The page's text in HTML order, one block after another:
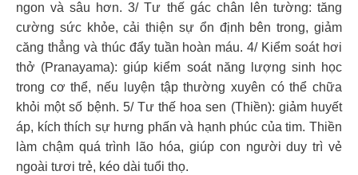
ngon và sâu hơn. 3/ Tư thế gác chân lên tường: tăng
cường sức khỏe, cải thiện sự ổn định bên trong, giảm
căng thẳng và thúc đẩy tuần hoàn máu. 4/ Kiểm soát hơi
thở (Pranayama): giúp kiểm soát năng lượng sinh học
trong cơ thể, nếu luyện tập thường xuyên có thể chữa
khỏi một số bệnh. 5/ Tư thế hoa sen (Thiền): giảm huyết
áp, kích thích sự hưng phấn và hạnh phúc của tim. Thiền
làm chậm quá trình lão hóa, giúp con người duy trì vẻ
ngoài tươi trẻ, kéo dài tuổi thọ.